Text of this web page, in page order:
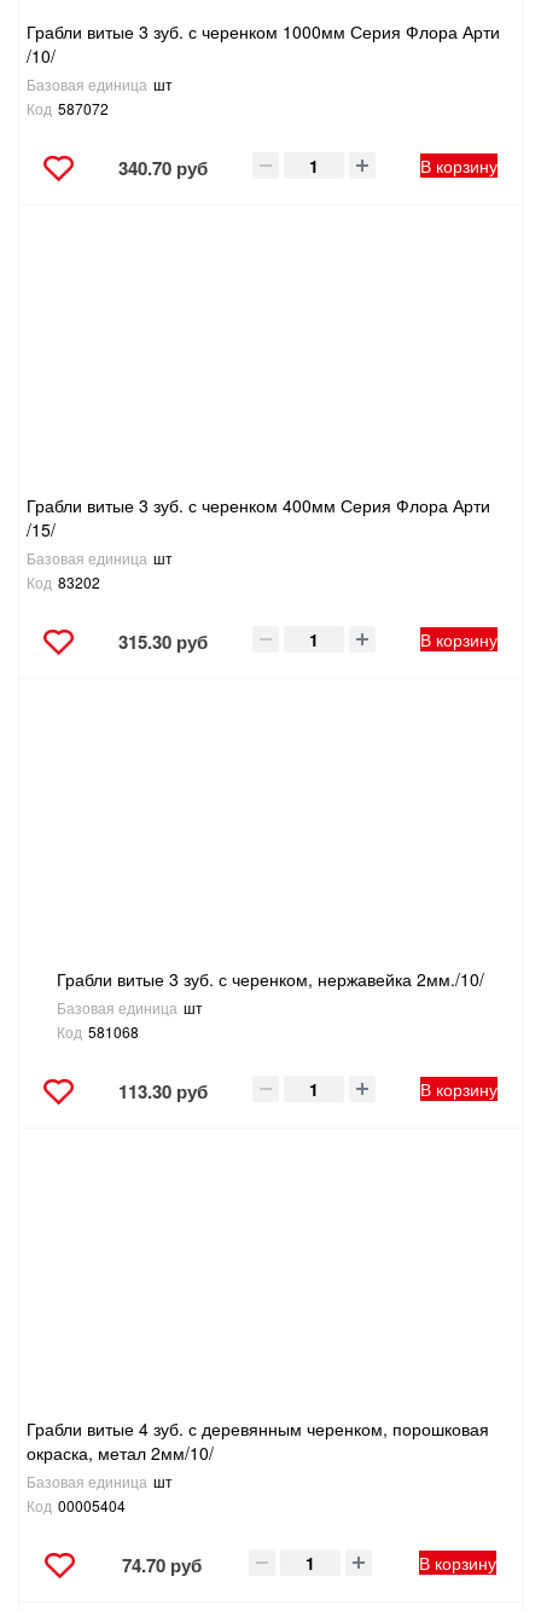
Грабли витые 3 зуб. с черенком 1000мм Серия Флора Арти
/10/
Базовая единица шт
Код 587072
340.70 руб В корзину
Грабли витые 3 зуб. с черенком 400мм Серия Флора Арти
/15/
Базовая единица шт
Код 83202
315.30 руб В корзину
Грабли витые 3 зуб. с черенком, нержавейка 2мм./10/
Базовая единица шт
Код 581068
113.30 руб В корзину
Грабли витые 4 зуб. с деревянным черенком, порошковая
окраска, метал 2мм/10/
Базовая единица шт
Код 00005404
74.70 руб В корзину